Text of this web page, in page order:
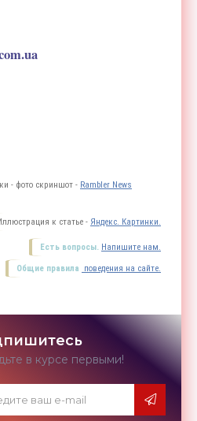
- фото скриншот - Rambler News
к статье - Яндекс. Картинки.
Есть вопросы. Напишите нам.
Общие правила поведения на сайте.
в курсе первыми!